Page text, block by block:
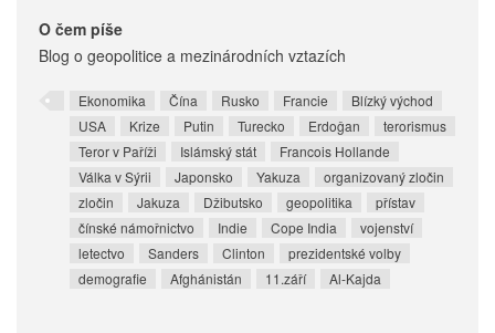
O čem píše
Blog o geopolitice a mezinárodních vztazích
Ekonomika Čína Rusko Francie
Blízký východ
USA
Krize Putin Turecko Erdoĝan
terorismus
Teror v Paříži
Islámský stát
Francois Hollande
Válka v Sýrii
Japonsko Yakuza
organizovaný zločin
zločin
Jakuza Džibutsko geopolitika
přístav
čínské námořnictvo
Indie Cope India
vojenství
letectvo
Sanders Clinton
prezidentské volby
demografie
Afghánistán 11.září Al-Kajda